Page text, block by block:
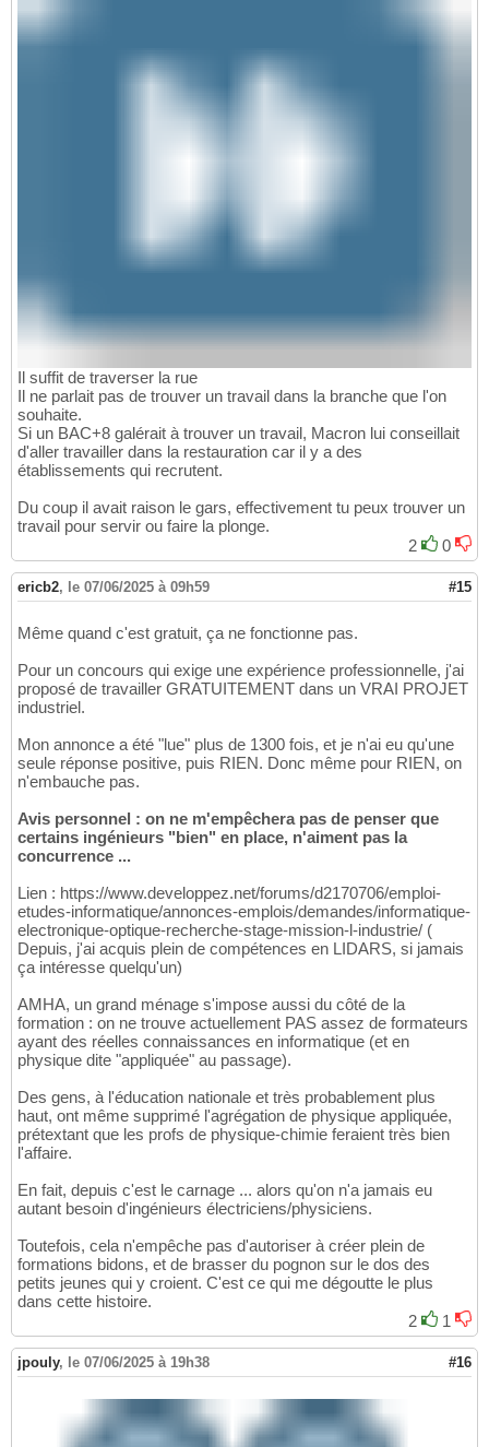
Il suffit de traverser la rue
Il ne parlait pas de trouver un travail dans la branche que l'on
souhaite.
Si un BAC+8 galérait à trouver un travail, Macron lui conseillait
d'aller travailler dans la restauration car il y a des
établissements qui recrutent.
Du coup il avait raison le gars, effectivement tu peux trouver un
travail pour servir ou faire la plonge.
2
0
ericb2, le 07/06/2025 à 09h59 #15
Même quand c'est gratuit, ça ne fonctionne pas.
Pour un concours qui exige une expérience professionnelle, j'ai
proposé de travailler GRATUITEMENT dans un VRAI PROJET
industriel.
Mon annonce a été "lue" plus de 1300 fois, et je n'ai eu qu'une
seule réponse positive, puis RIEN. Donc même pour RIEN, on
n'embauche pas.
Avis personnel : on ne m'empêchera pas de penser que
certains ingénieurs "bien" en place, n'aiment pas la
concurrence ...
Lien : https://www.developpez.net/forums/d2170706/emploi-
etudes-informatique/annonces-emplois/demandes/informatique-
electronique-optique-recherche-stage-mission-l-industrie/ (
Depuis, j'ai acquis plein de compétences en LIDARS, si jamais
ça intéresse quelqu'un)
AMHA, un grand ménage s'impose aussi du côté de la
formation : on ne trouve actuellement PAS assez de formateurs
ayant des réelles connaissances en informatique (et en
physique dite "appliquée" au passage).
Des gens, à l'éducation nationale et très probablement plus
haut, ont même supprimé l'agrégation de physique appliquée,
prétextant que les profs de physique-chimie feraient très bien
l'affaire.
En fait, depuis c'est le carnage ... alors qu'on n'a jamais eu
autant besoin d'ingénieurs électriciens/physiciens.
Toutefois, cela n'empêche pas d'autoriser à créer plein de
formations bidons, et de brasser du pognon sur le dos des
petits jeunes qui y croient. C'est ce qui me dégoutte le plus
dans cette histoire.
2
1
jpouly, le 07/06/2025 à 19h38 #16